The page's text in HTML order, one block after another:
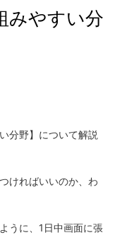
みやすい分
分野】について解説
ければいいのか、わ
うに、1日中画面に張